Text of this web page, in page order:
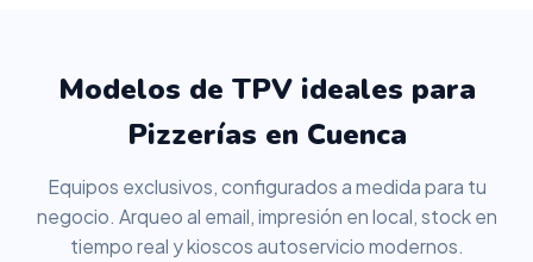
Modelos de TPV ideales para
Pizzerías en Cuenca
Equipos exclusivos, configurados a medida para tu
negocio. Arqueo al email, impresión en local, stock en
tiempo real y kioscos autoservicio modernos.